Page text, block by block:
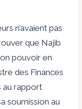
n’avaient pas
que Najib
pouvoir en
des Finances
au rapport
soumission au